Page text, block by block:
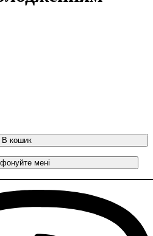
В кошик
мені